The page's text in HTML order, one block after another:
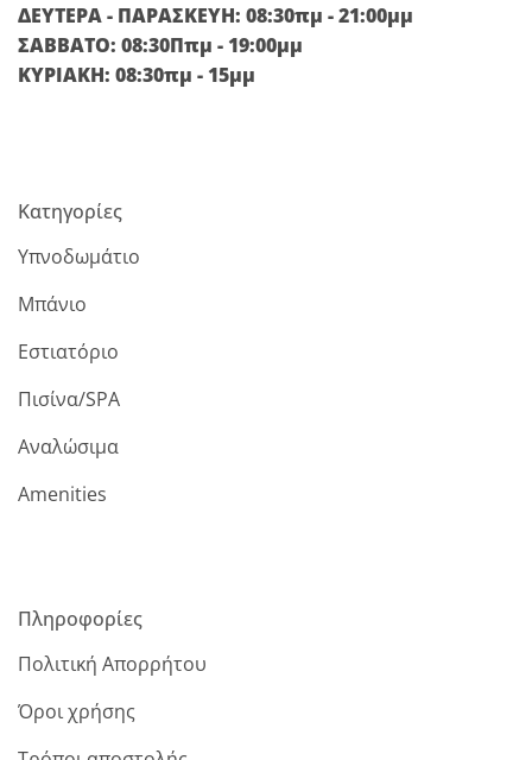
ΔΕΥΤΕΡΑ - ΠΑΡΑΣΚΕΥΗ: 08:30πμ - 21:00μμ
ΣΑΒΒΑΤΟ: 08:30Ππμ - 19:00μμ
ΚΥΡΙΑΚΗ: 08:30πμ - 15μμ
Κατηγορίες
Υπνοδωμάτιο
Μπάνιο
Εστιατόριο
Πισίνα/SPA
Αναλώσιμα
Amenities
Πληροφορίες
Πολιτική Απορρήτου
Όροι χρήσης